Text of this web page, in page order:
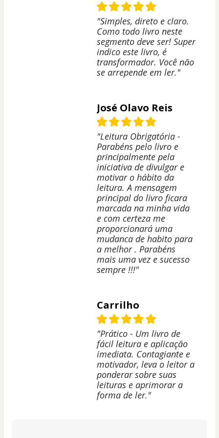
"Simples, direto e claro.
Como todo livro neste
segmento deve ser! Super
indico este livro, é
transformador. Você não
se arrepende em ler."
José Olavo Reis
"Leitura Obrigatória -
Parabéns pelo livro e
principalmente pela
iniciativa de divulgar e
motivar o hábito da
leitura. A mensagem
principal do livro ficara
marcada na minha vida
e com certeza me
proporcionará uma
mudanca de habito para
a melhor . Parabéns
mais uma vez e sucesso
sempre !!!"
Carrilho
"Prático - Um livro de
fácil leitura e aplicação
imediata. Contagiante e
motivador, leva o leitor a
ponderar sobre suas
leituras e aprimorar a
forma de ler."